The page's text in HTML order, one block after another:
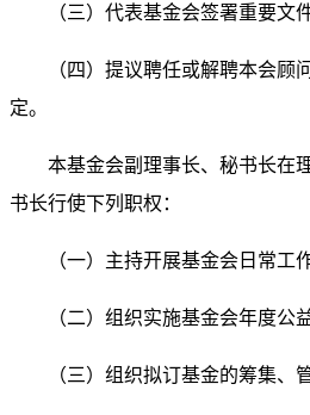
（三）代表基金会签署重要文
（四）提议聘任或解聘本会顾
定。
本基金会副理事长、秘书长在
书长行使下列职权：
（一）主持开展基金会日常工
（二）组织实施基金会年度公
（三）组织拟订基金的筹集、